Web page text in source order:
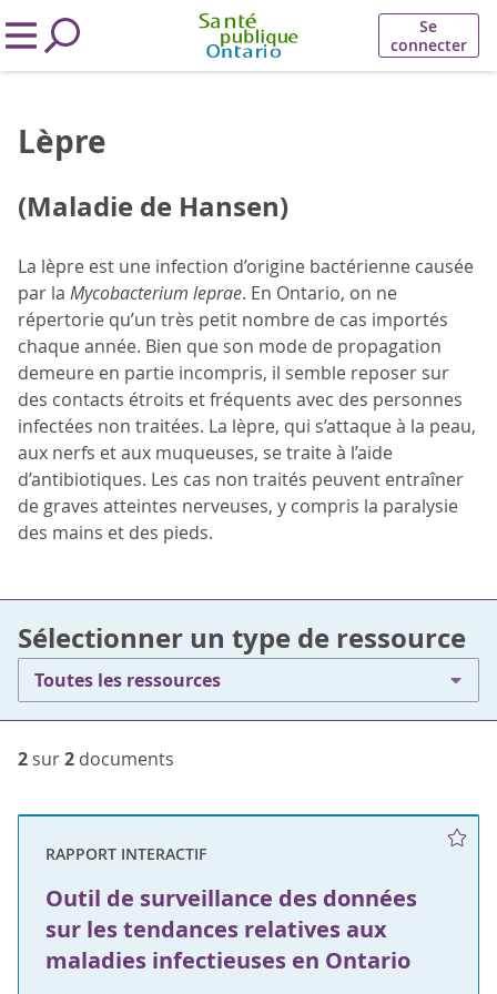
Se
connecter
Lèpre
(Maladie de Hansen)
La lèpre est une infection d’origine bactérienne causée
par la Mycobacterium leprae. En Ontario, on ne
répertorie qu’un très petit nombre de cas importés
chaque année. Bien que son mode de propagation
demeure en partie incompris, il semble reposer sur
des contacts étroits et fréquents avec des personnes
infectées non traitées. La lèpre, qui s’attaque à la peau,
aux nerfs et aux muqueuses, se traite à l’aide
d’antibiotiques. Les cas non traités peuvent entraîner
de graves atteintes nerveuses, y compris la paralysie
des mains et des pieds.
Sélectionner un type de ressource
Toutes les ressources
2 sur2 documents
RAPPORT INTERACTIF
Outil de surveillance des données
sur les tendances relatives aux
maladies infectieuses en Ontario